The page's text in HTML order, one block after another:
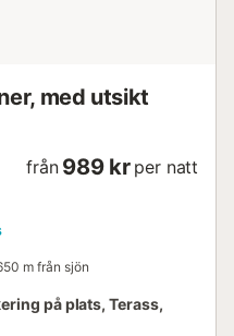
med utsikt
från 989 kr per natt
m från sjön
på plats, Terass,